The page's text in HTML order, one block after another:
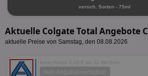
versch. Sorten - 75ml
Aktuelle Colgate Total Angebote
aktuelle Preise von Samstag, den 08.08.2026
letzte Aktion 2,39 € vor 11 Wochen
kein Angebot verfügbar